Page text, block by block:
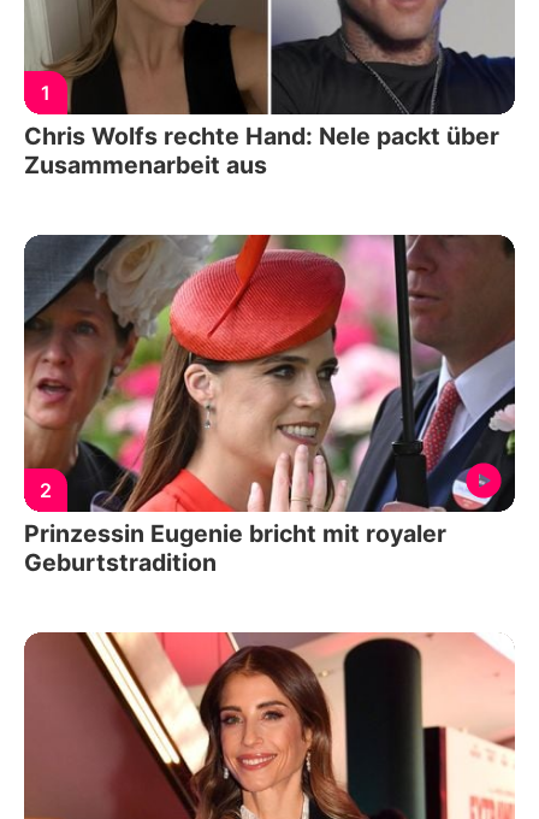
1
Chris Wolfs rechte Hand: Nele packt über
Zusammenarbeit aus
2
Prinzessin Eugenie bricht mit royaler
Geburtstradition